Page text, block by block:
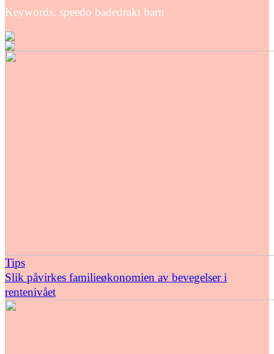
Keywords: speedo badedrakt barn
Tips
Slik påvirkes familieøkonomien av bevegelser i
rentenivået